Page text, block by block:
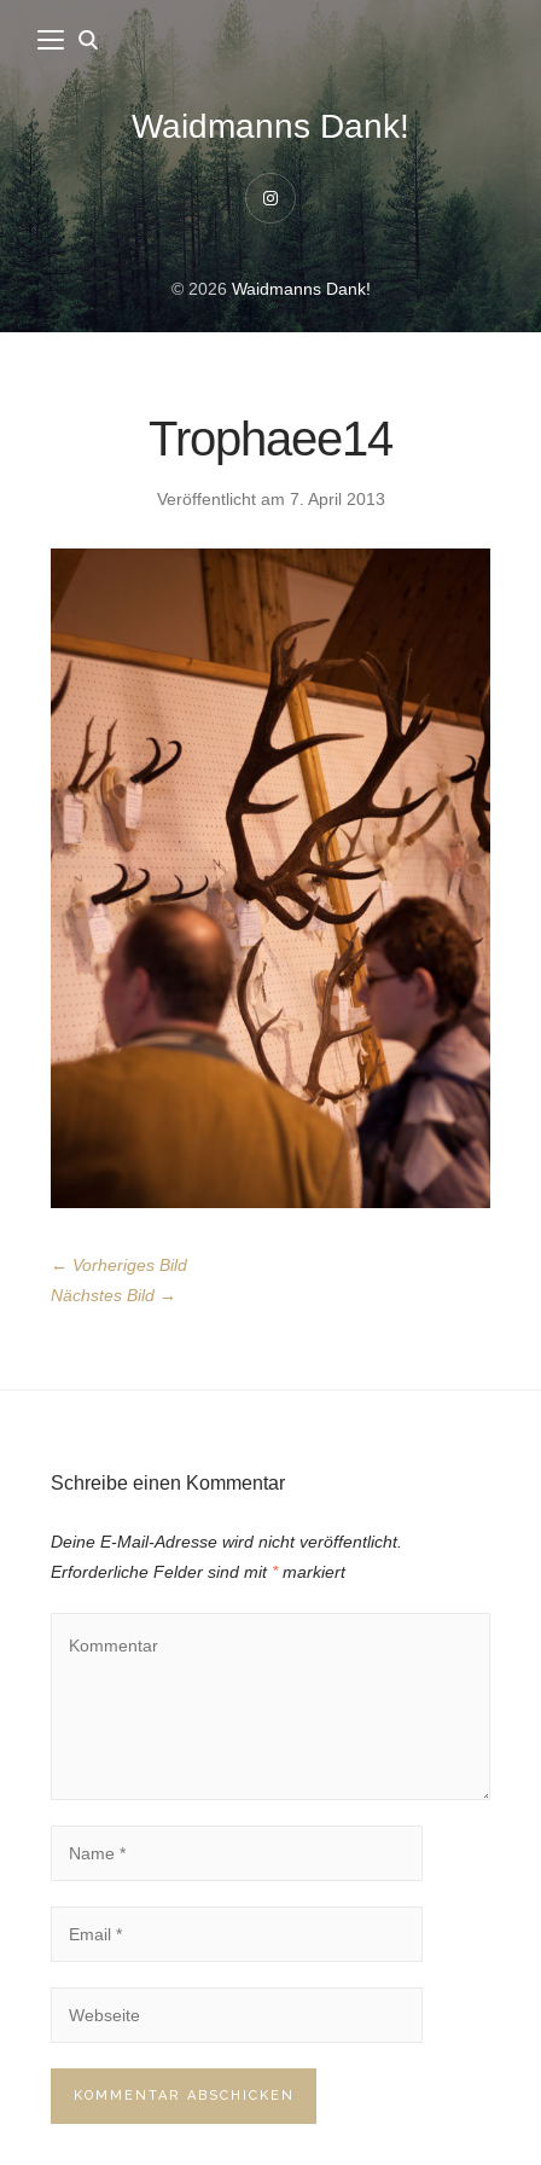
Waidmanns Dank!
Instagram
© 2026Waidmanns Dank!
Trophaee14
Veröffentlicht am 7. April 2013
← Vorheriges Bild
Nächstes Bild →
Schreibe einen Kommentar
Deine E-Mail-Adresse wird nicht veröffentlicht.
Erforderliche Felder sind mit *markiert